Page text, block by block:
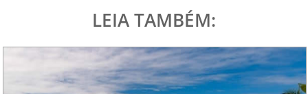
LEIA TAMBÉM: